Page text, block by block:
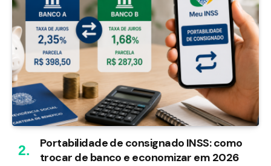
Portabilidade de consignado INSS: como
trocar de banco e economizar em 2026